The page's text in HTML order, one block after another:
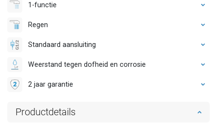
1-functie
Regen
Standaard aansluiting
Weerstand tegen dofheid en corrosie
2 jaar garantie
Productdetails